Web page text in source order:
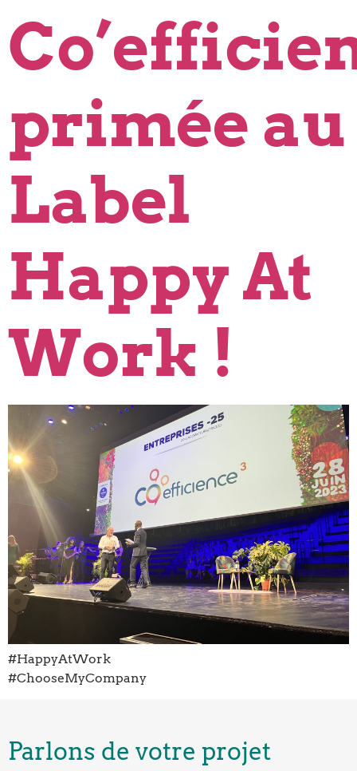
primée au
Label
Happy At
Work !
#HappyAtWork
#ChooseMyCompany
Parlons de votre projet